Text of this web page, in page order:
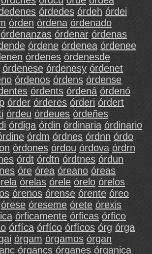
órdedes órdeh órdei
órden órdena órdenado
órdenanzas órdenar órdenas
órdene órdenea órdenee
órdenes órdenesde
órdenese órdenesy órdenet
órdenos órdens órdense
órdents órdená órdenó
órder órderes órderi órdert
órdeu órdeues órdeñes
órdiga órdin órdinaria órdinario
órdm órdnes órdnn órdo
órdones órdou órdova órdrn
órdt órdtn órdtnes órdun
óre órea óreano óreas
órelas órele órelo órelos
órenos órense órente óreo
órese óreseme órete órexis
órficamente órficas órfico
órfíca órfíco órfícos órg órga
órgam órgamos órgan
órgancs órganes órganica